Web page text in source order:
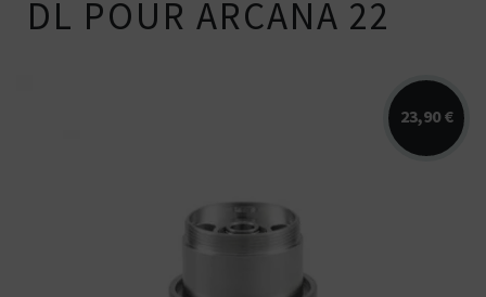
DL POUR ARCANA 22
23,90 €